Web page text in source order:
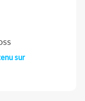
sur